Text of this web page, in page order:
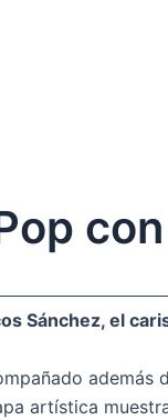
Sánchez, el
además
artística